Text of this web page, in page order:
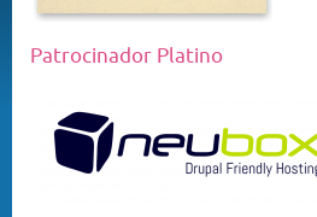
Patrocinador Platino